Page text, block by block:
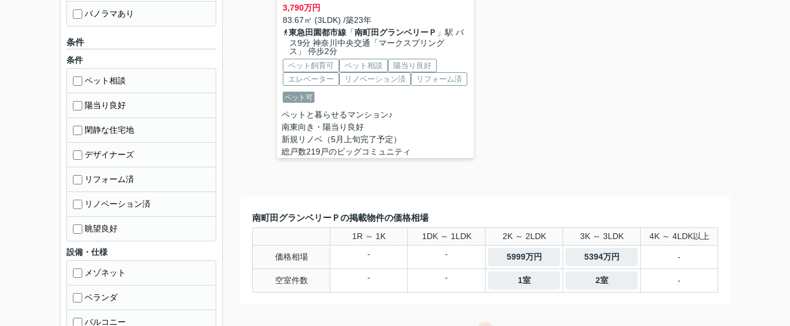
3,790万円
83.67㎡ (3LDK) /築23年
東急田園都市線「南町田グランベリーＰ 」駅 バ
ス9分 神奈川中央交通「マークスプリング
ス」 停歩2分
ペット飼育可 ペット相談
陽当り良好
エレベーター
リノベーション済 リフォーム済
ペット可
ペットと暮らせるマンション♪
南東向き・陽当り良好
新規リノベ（5月上旬完了予定）
総戸数219戸のビッグコミュニティ
南町田グランベリーＰの掲載物件の価格相場
1R ～ 1K 1DK ～ 1LDK 2K ～ 2LDK 3K ～ 3LDK 4K ～ 4LDK以上
価格相場 - - 5999万円 5394万円 -
空室件数 - - 1室 2室 -
パノラマあり
条件
条件
ペット相談
陽当り良好
閑静な住宅地
デザイナーズ
リフォーム済
リノベーション済
眺望良好
設備・仕様
メゾネット
ベランダ
バルコニー